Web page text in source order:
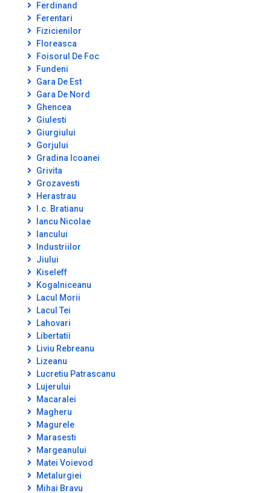
Ferdinand
Ferentari
Fizicienilor
Floreasca
Foisorul De Foc
Fundeni
Gara De Est
Gara De Nord
Ghencea
Giulesti
Giurgiului
Gorjului
Gradina Icoanei
Grivita
Grozavesti
Herastrau
I.c. Bratianu
Iancu Nicolae
Iancului
Industriilor
Jiului
Kiseleff
Kogalniceanu
Lacul Morii
Lacul Tei
Lahovari
Libertatii
Liviu Rebreanu
Lizeanu
Lucretiu Patrascanu
Lujerului
Macaralei
Magheru
Magurele
Marasesti
Margeanului
Matei Voievod
Metalurgiei
Mihai Bravu